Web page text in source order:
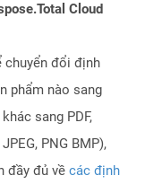
Cloud
chuyển đổi định
phẩm nào sang
sang PDF,
PNG BMP),
đầy đủ về các định